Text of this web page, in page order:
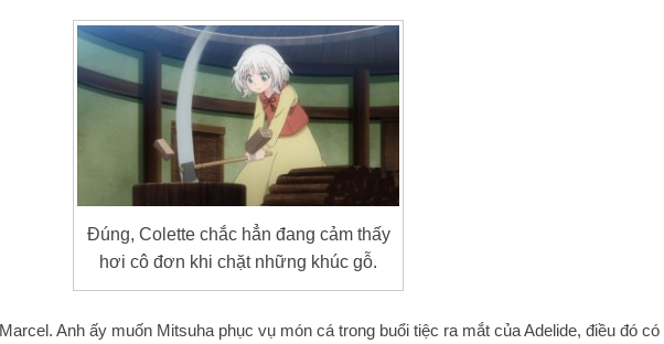
Đúng, Colette chắc hẳn đang cảm thấy
hơi cô đơn khi chặt những khúc gỗ.
Anh ấy muốn Mitsuha phục vụ món cá trong buổi tiệc ra mắt của Adelide, điều đó có